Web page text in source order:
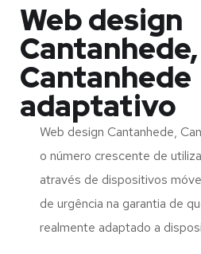
Web design
Cantanhede,
Cantanhede
adaptativo
Web design Cantanhede,
o número crescente de
através de dispositivos
de urgência na garantia de
realmente adaptado a